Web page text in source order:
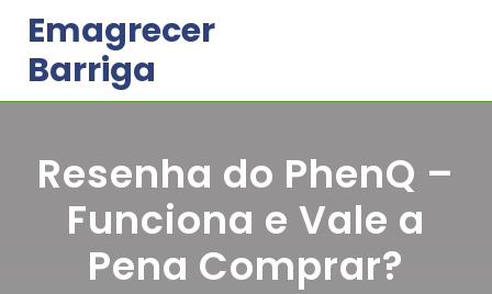
content
Emagrecer
Barriga
Resenha do PhenQ –
Funciona e Vale a
Pena Comprar?